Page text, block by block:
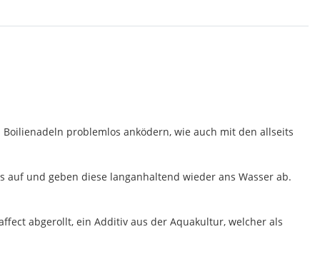
problemlos anködern, wie auch mit den allseits
und geben diese langanhaltend wieder ans Wasser ab.
abgerollt, ein Additiv aus der Aquakultur, welcher als